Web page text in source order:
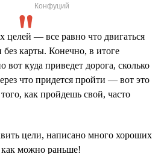
Конфуций
целей — все равно что двигаться
карты. Конечно, в итоге
куда приведет дорога, сколько
что придется пройти — вот это
как пройдешь свой, часто
цели, написано много хороших
можно раньше!